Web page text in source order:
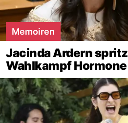
Memoiren
Jacinda Ardern
Wahlkampf Hormone